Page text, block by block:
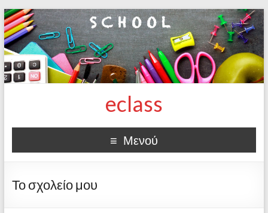
eclass
Μενού
Το σχολείο μου